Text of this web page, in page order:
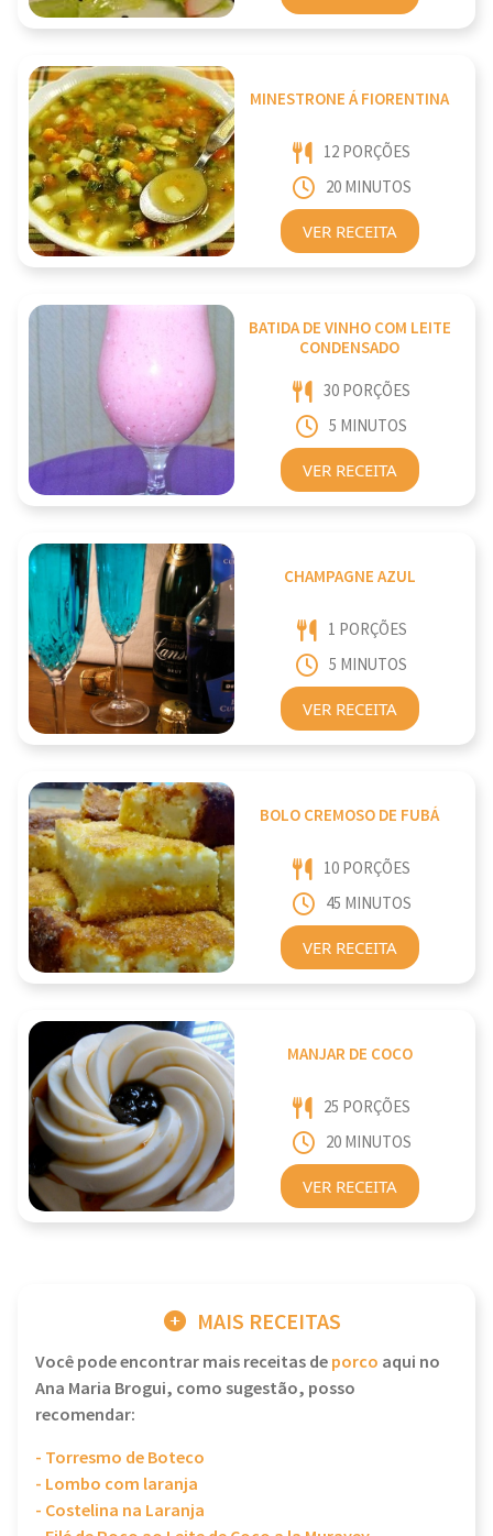
MINESTRONE Á FIORENTINA
12 PORÇÕES
20 MINUTOS
VER RECEITA
BATIDA DE VINHO COM LEITE
CONDENSADO
30 PORÇÕES
5 MINUTOS
VER RECEITA
CHAMPAGNE AZUL
1 PORÇÕES
5 MINUTOS
VER RECEITA
BOLO CREMOSO DE FUBÁ
10 PORÇÕES
45 MINUTOS
VER RECEITA
MANJAR DE COCO
25 PORÇÕES
20 MINUTOS
VER RECEITA
MAIS RECEITAS
Você pode encontrar mais receitas deporco aqui no
Ana Maria Brogui, como sugestão, posso
recomendar:
- Torresmo de Boteco
- Lombo com laranja
- Costelina na Laranja